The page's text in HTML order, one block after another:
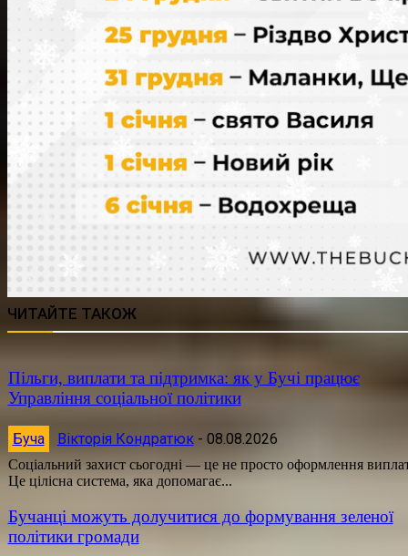
ЧИТАЙТЕ ТАКОЖ
Пільги, виплати та підтримка: як у Бучі працює
Управління соціальної політики
Буча Вікторія Кондратюк - 08.08.2026
Соціальний захист сьогодні — це не просто оформлення
Це цілісна система, яка допомагає...
Бучанці можуть долучитися до формування зеленої
політики громади